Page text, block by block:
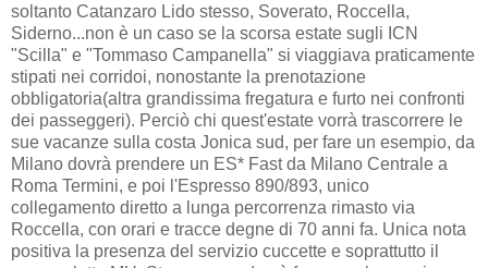
soltanto Catanzaro Lido stesso, Soverato, Roccella,
Siderno...non è un caso se la scorsa estate sugli ICN
"Scilla" e "Tommaso Campanella" si viaggiava praticamente
stipati nei corridoi, nonostante la prenotazione
obbligatoria(altra grandissima fregatura e furto nei confronti
dei passeggeri). Perciò chi quest'estate vorrà trascorrere le
sue vacanze sulla costa Jonica sud, per fare un esempio, da
Milano dovrà prendere un ES* Fast da Milano Centrale a
Roma Termini, e poi l'Espresso 890/893, unico
collegamento diretto a lunga percorrenza rimasto via
Roccella, con orari e tracce degne di 70 anni fa. Unica nota
positiva la presenza del servizio cuccette e soprattutto il